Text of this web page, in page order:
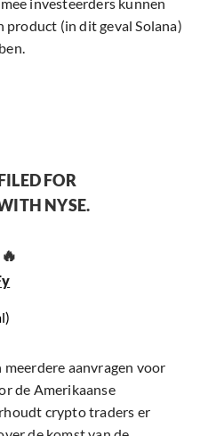
product (in dit geval Solana)
FOR
NYSE.
🔥
aanvragen voor
de Amerikaanse
crypto traders er